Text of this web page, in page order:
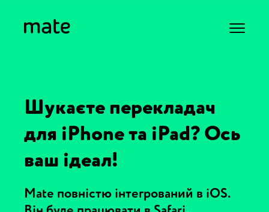
Шукаєте перекладач
для iPhone та iPad? Ось
ваш ідеал!
Mate повністю інтегрований в iOS.